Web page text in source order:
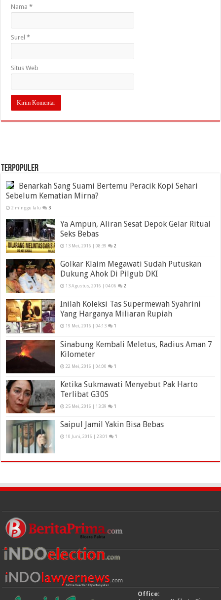
Nama*
Surel*
Situs Web
TERPOPULER
Benarkah Sang Suami Bertemu Peracik Kopi Sehari
Sebelum Kematian Mirna?
2 minggu lalu 3
Ya Ampun, Aliran Sesat Depok Gelar Ritual
Seks Bebas
13 Mei, 2016 | 08:39 2
Golkar Klaim Megawati Sudah Putuskan
Dukung Ahok Di Pilgub DKI
13 Agustus, 2016 | 04:06 2
Inilah Koleksi Tas Supermewah Syahrini
Yang Harganya Miliaran Rupiah
19 Mei, 2016 | 04:13 1
Sinabung Kembali Meletus, Radius Aman 7
Kilometer
22 Mei, 2016 | 04:00 1
Ketika Sukmawati Menyebut Pak Harto
Terlibat G30S
25 Mei, 2016 | 13:39 1
Saipul Jamil Yakin Bisa Bebas
10 Juni, 2016 | 23:01 1
Office: